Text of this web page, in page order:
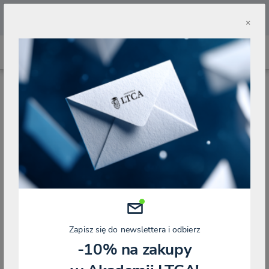
STRONA GŁÓWNA BLOG KALENDARZ PODATKOWY
Zmień widok: Pokazuje 1-10 z 40
×
Zapisz się do newslettera i odbierz
-10% na zakupy